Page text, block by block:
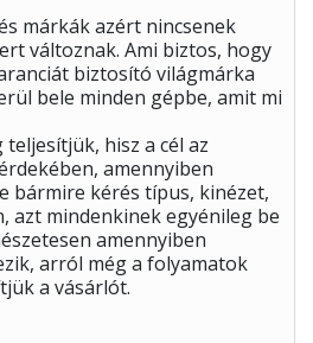
márkák azért nincsenek
változnak. Ami biztos, hogy
biztosító világmárka
bele minden gépbe, amit mi
hisz a cél az
amennyiben
bármire kérés típus, kinézet,
azt mindenkinek egyénileg be
amennyiben
arról még a folyamatok
a vásárlót.